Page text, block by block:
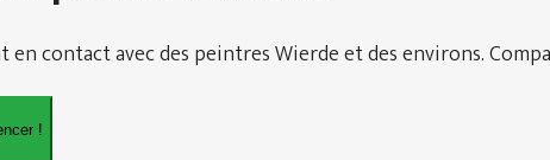
contact avec des peintres Wierde et des environs.
!